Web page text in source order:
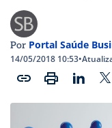
Por Portal Saúde
14/05/2018 10:53•